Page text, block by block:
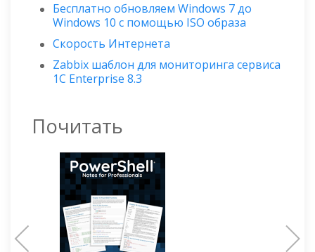
Бесплатно обновляем Windows 7 до
Windows 10 с помощью ISO образа
Скорость Интернета
Zabbix шаблон для мониторинга сервиса
1C Enterprise 8.3
Почитать